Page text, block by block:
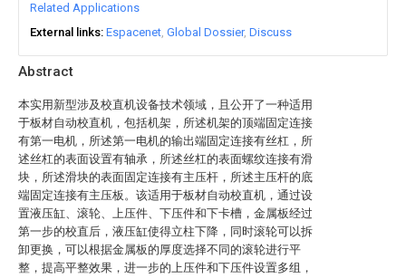
Abstract
本实用新型涉及校直机设备技术领域，且公开了一种适用
于板材自动校直机，包括机架，所述机架的顶端固定连接
有第一电机，所述第一电机的输出端固定连接有丝杠，所
述丝杠的表面设置有轴承，所述丝杠的表面螺纹连接有滑
块，所述滑块的表面固定连接有主压杆，所述主压杆的底
端固定连接有主压板。该适用于板材自动校直机，通过设
置液压缸、滚轮、上压件、下压件和下卡槽，金属板经过
第一步的校直后，液压缸使得立柱下降，同时滚轮可以拆
卸更换，可以根据金属板的厚度选择不同的滚轮进行平
整，提高平整效果，进一步的上压件和下压件设置多组，
Related Applications
External links Espacenet Global Dossier Discuss